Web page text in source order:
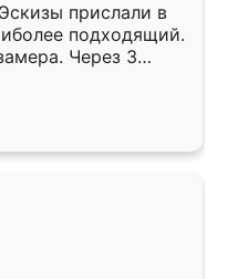
прислали в
подходящий.
Через 3
Остались
Ренессанс
работу!